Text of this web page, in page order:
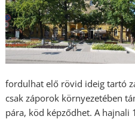
fordulhat elő rövid ideig tartó
csak záporok környezetében
pára, köd képződhet. A hajnali